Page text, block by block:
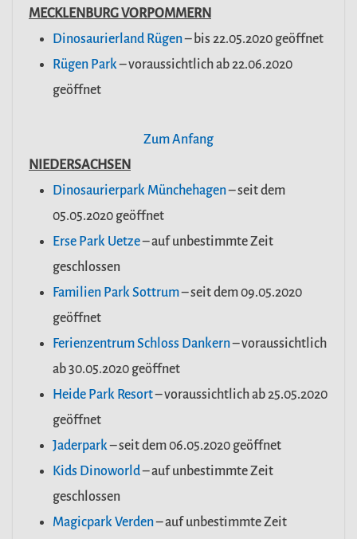
MECKLENBURG VORPOMMERN
Dinosaurierland Rügen– bis 22.05.2020 geöffnet
Rügen Park– voraussichtlich ab 22.06.2020
geöffnet
Zum Anfang
NIEDERSACHSEN
Dinosaurierpark Münchehagen– seit dem
05.05.2020 geöffnet
Erse Park Uetze– auf unbestimmte Zeit
geschlossen
Familien Park Sottrum– seit dem 09.05.2020
geöffnet
Ferienzentrum Schloss Dankern– voraussichtlich
ab 30.05.2020 geöffnet
Heide Park Resort– voraussichtlich ab 25.05.2020
geöffnet
Jaderpark– seit dem 06.05.2020 geöffnet
Kids Dinoworld– auf unbestimmte Zeit
geschlossen
Magicpark Verden– auf unbestimmte Zeit